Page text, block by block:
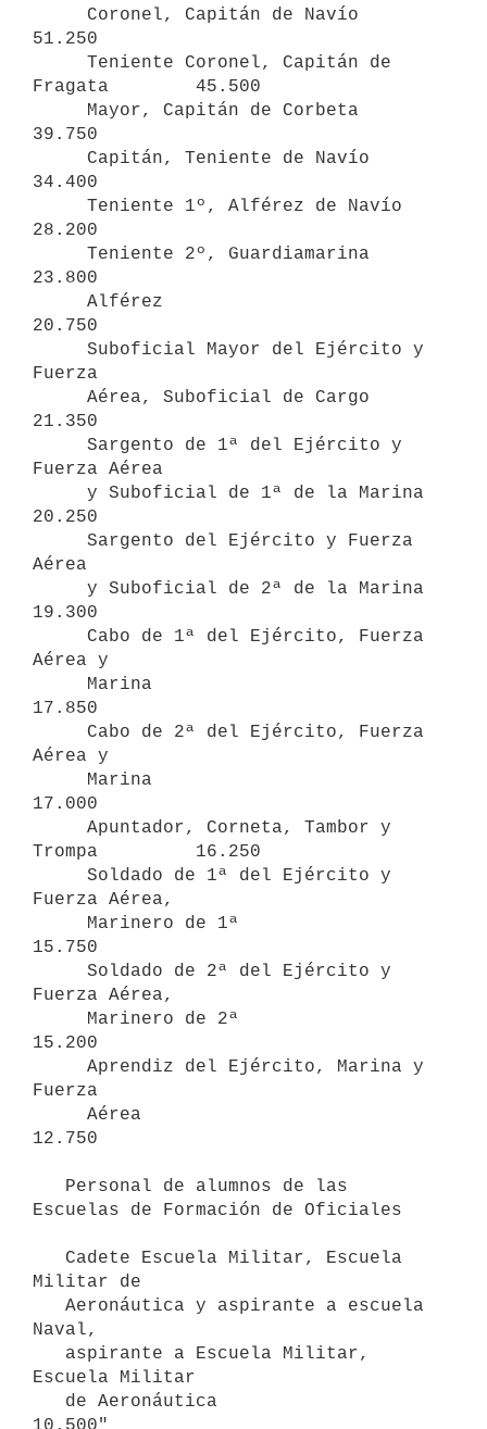
51.250
Fragata        45.500
39.750
34.400
28.200
23.800
20.750
Fuerza
21.350
Fuerza Aérea
20.250
Aérea
19.300
Aérea y
17.850
Aérea y
17.000
Trompa         16.250
Fuerza Aérea,
15.750
Fuerza Aérea,
15.200
Fuerza
12.750
Escuelas de Formación de Oficiales
Militar de
Naval,
Escuela Militar